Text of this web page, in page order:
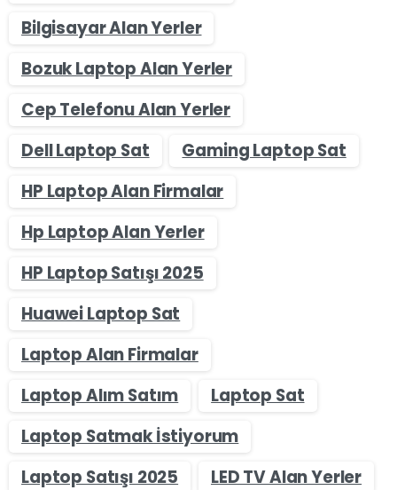
Bilgisayar Alan Yerler
Bozuk Laptop Alan Yerler
Cep Telefonu Alan Yerler
Dell Laptop Sat
Gaming Laptop Sat
HP Laptop Alan Firmalar
Hp Laptop Alan Yerler
HP Laptop Satışı 2025
Huawei Laptop Sat
Laptop Alan Firmalar
Laptop Alım Satım
Laptop Sat
Laptop Satmak İstiyorum
Laptop Satışı 2025
LED TV Alan Yerler